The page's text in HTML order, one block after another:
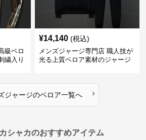
級ベロ
繍入り
¥14,140 (税込)
メンズジャージ専門店 職人技が
光る上質ベロア素材のジャージ
ジャージのベロア一覧へ ›
シャカのおすすめアイテム